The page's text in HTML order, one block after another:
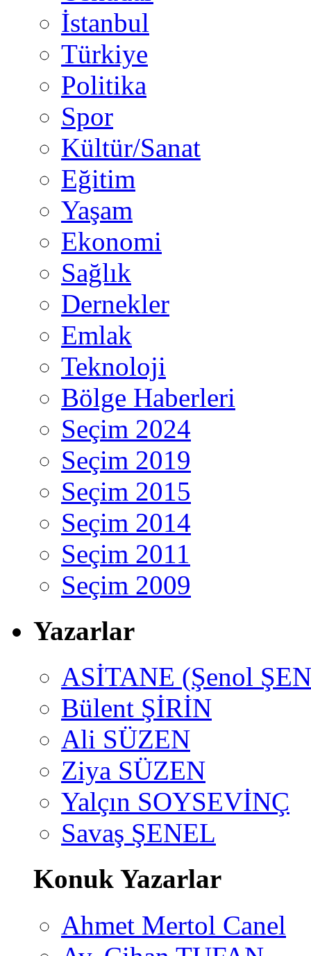
İstanbul
Türkiye
Politika
Spor
Kültür/Sanat
Eğitim
Yaşam
Ekonomi
Sağlık
Dernekler
Emlak
Teknoloji
Bölge Haberleri
Seçim 2024
Seçim 2019
Seçim 2015
Seçim 2014
Seçim 2011
Seçim 2009
Yazarlar
ASİTANE (Şenol
Bülent ŞİRİN
Ali SÜZEN
Ziya SÜZEN
Yalçın SOYSEVİNÇ
Savaş ŞENEL
Konuk Yazarlar
Ahmet Mertol Canel